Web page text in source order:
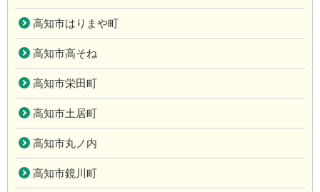
高知市はりまや町
高知市高そね
高知市栄田町
高知市土居町
高知市丸ノ内
高知市鏡川町